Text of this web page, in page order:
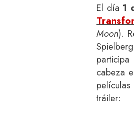
El día 1
Moon).
cabeza
tráiler: